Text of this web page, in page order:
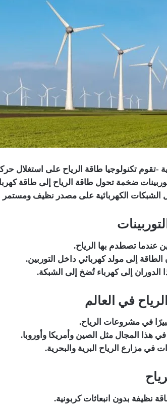
-تقوم تكنولوجيا طاقة الرياح على استغلال
ضخمة تحول طاقة الرياح إلى طاقة
الشبكات الكهربائية على مصدر نظيف ومستمر
عندما تصطدم بها الرياح.
الطاقة إلى مولد كهربائي داخل التوربين.
الدوران إلى كهرباء تُضخ إلى الشبكة.
في العالم
في مشروعات الرياح.
هذا المجال مثل الصين وأمريكا وأوروبا.
في مزارع الرياح البرية والبحرية.
نظيفة بدون انبعاثات كربونية.